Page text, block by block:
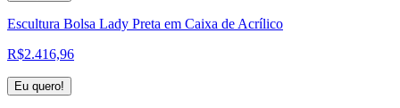
Escultura Bolsa Lady Preta em Caixa de Acrílico
R$2.416,96
Eu quero!